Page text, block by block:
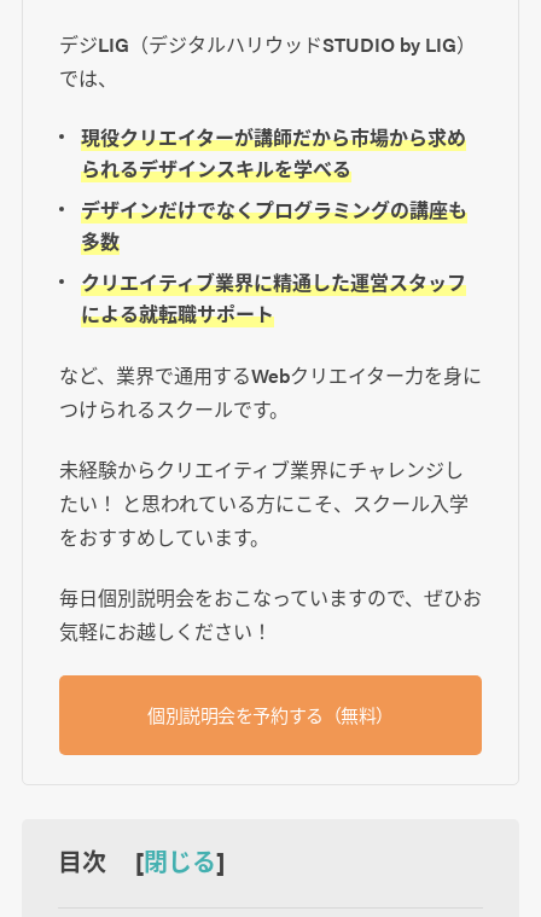
デジLIG（デジタルハリウッドSTUDIO by LIG）
では、
現役クリエイターが講師だから市場から求め
られるデザインスキルを学べる
デザインだけでなくプログラミングの講座も
多数
クリエイティブ業界に精通した運営スタッフ
による就転職サポート
など、業界で通用するWebクリエイター力を身に
つけられるスクールです。
未経験からクリエイティブ業界にチャレンジし
たい！ と思われている方にこそ、スクール入学
をおすすめしています。
毎日個別説明会をおこなっていますので、ぜひお
気軽にお越しください！
個別説明会を予約する（無料）
目次 [閉じる]